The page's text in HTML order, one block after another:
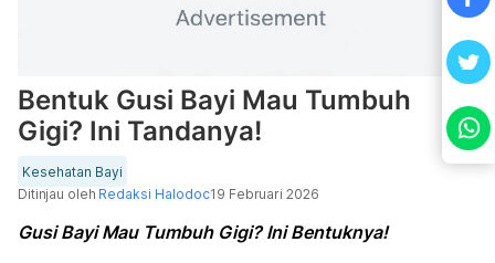
Bentuk Gusi Bayi Mau Tumbuh
Gigi? Ini Tandanya!
Kesehatan Bayi
Ditinjau oleh Redaksi Halodoc19 Februari 2026
Gusi Bayi Mau Tumbuh Gigi? Ini Bentuknya!